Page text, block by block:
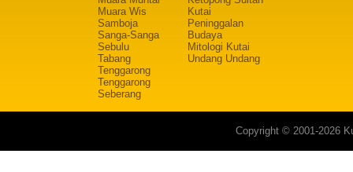
Muara Wis
Samboja
Sanga-Sanga
Sebulu
Tabang
Tenggarong
Tenggarong
Seberang
Kutai
Peninggalan
Budaya
Mitologi Kutai
Undang Undang
Copyright © 2001-2026